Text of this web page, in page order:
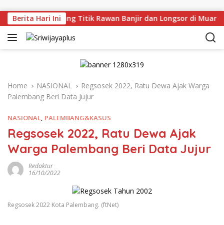
Berita Hari Ini
Tinjau Langsung Titik Rawan Banjir dan Longsor di Muara
Home NASIONAL
Regsosek 2022, Ratu Dewa Ajak Warga
Palembang Beri Data Jujur
NASIONAL, PALEMBANG&KASUS
Regsosek 2022, Ratu Dewa Ajak
Warga Palembang Beri Data Jujur
Redaktur
16/10/2022
Regsosek 2022 Kota Palembang. (ftNet)